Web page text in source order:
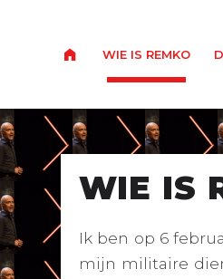
WIE IS REMKO
WIE IS
Ik ben op 6
mijn militaire